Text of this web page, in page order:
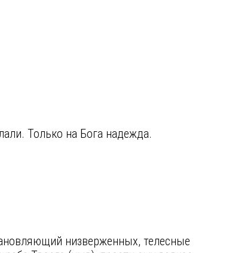
Только на Бога надежда.
низверженных, телесные